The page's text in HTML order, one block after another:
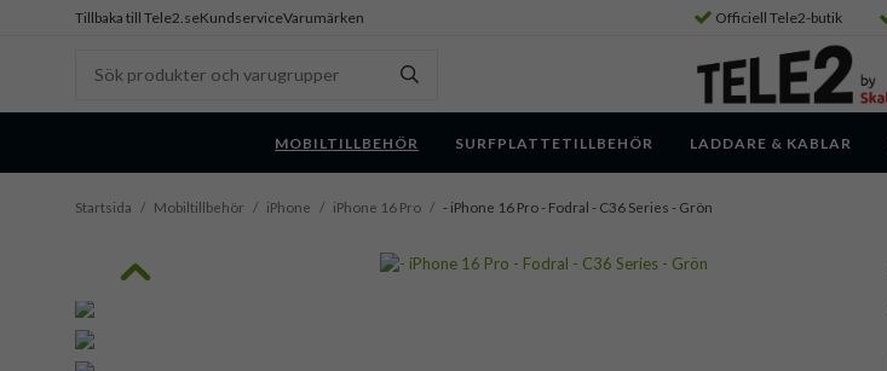
Tillbaka till Tele2.seKundserviceVarumärken Officiell Tele2-butik
MOBILTILLBEHÖR SURFPLATTETILLBEHÖR LADDARE & KABLAR
Startsida / Mobiltillbehör / iPhone / iPhone 16 Pro / - iPhone 16 Pro - Fodral - C36 Series - Grön